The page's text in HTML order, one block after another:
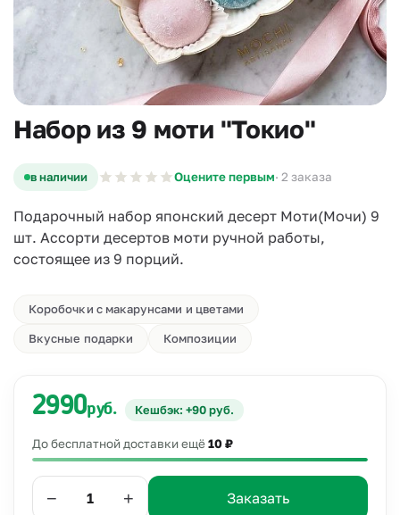
Набор из 9 моти "Токио"
в наличии Оцените первым· 2 заказа
Подарочный набор японский десерт Моти(Мочи) 9
шт. Ассорти десертов моти ручной работы,
состоящее из 9 порций.
Коробочки с макарунсами и цветами
Вкусные подарки Композиции
2990руб. Кешбэк: +90 руб.
До бесплатной доставки ещё10 ₽
− + Заказать